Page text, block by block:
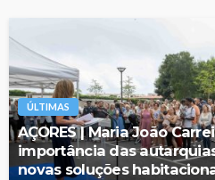
ÚLTIMAS
AÇORES | Maria João
importância das
novas soluções